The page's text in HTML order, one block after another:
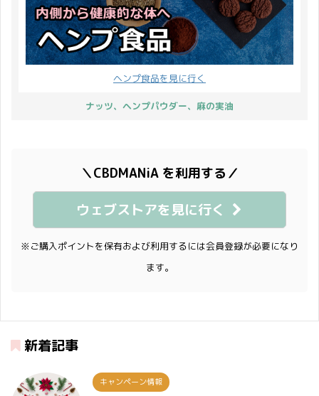
ヘンプ食品を見に行く
ナッツ、ヘンプパウダー、麻の実油
＼CBDMANiA を利用する／
ウェブストアを見に行く
※ご購入ポイントを保有および利用するには会員登録が必要になり
ます。
新着記事
キャンペーン情報